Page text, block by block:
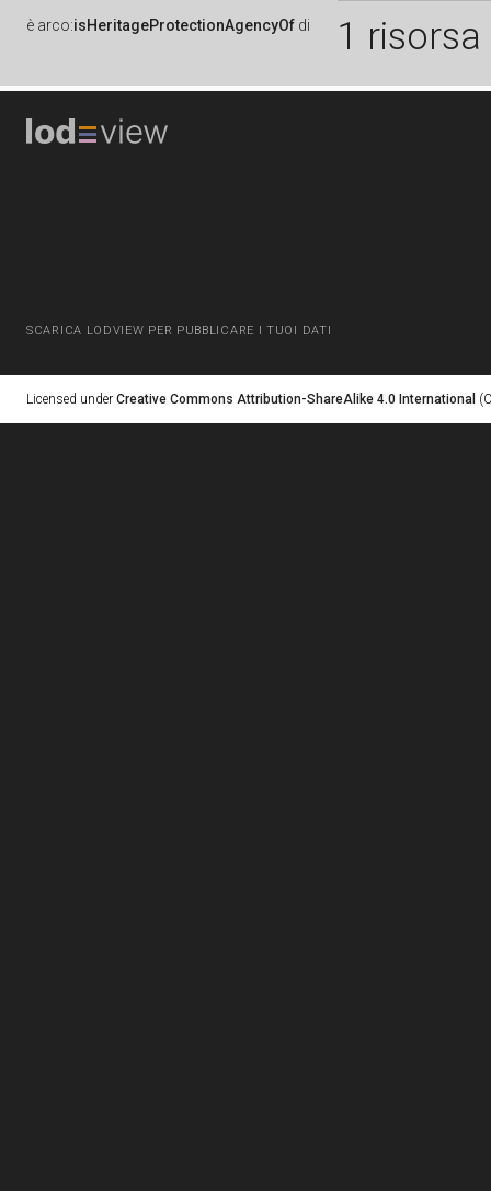
è arco:isHeritageProtectionAgencyOf di 1 risorsa
SCARICA LODVIEW PER PUBBLICARE I TUOI DATI
Licensed under Creative Commons Attribution-ShareAlike 4.0 International